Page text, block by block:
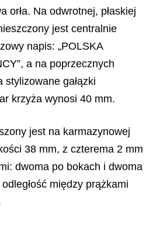
orła. Na odwrotnej, płaskiej
jest centralnie
napis: „POLSKA
a na poprzecznych
stylizowane gałązki
krzyża wynosi 40 mm.
jest na karmazynowej
38 mm, z czterema 2 mm
dwoma po bokach i dwoma
między prążkami